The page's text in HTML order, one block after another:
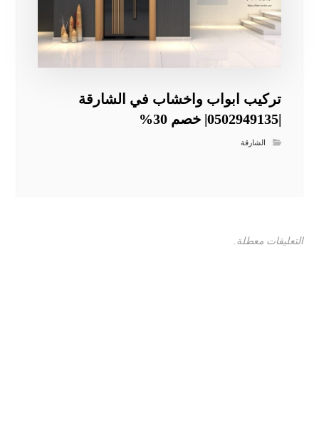
تركيب ابواب واخشاب في الشارقة
|0502949135| خصم 30%
الشارقة
التعليقات معطلة.